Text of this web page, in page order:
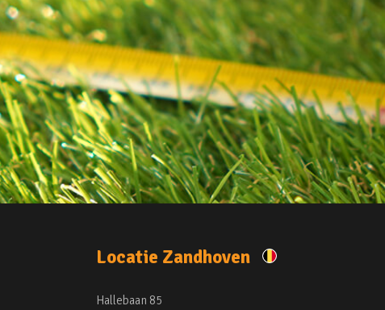
Locatie Zandhoven
Hallebaan 85